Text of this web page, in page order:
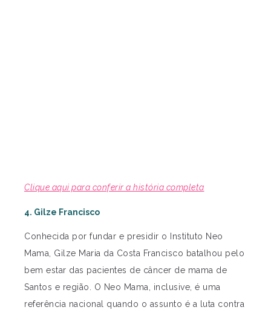
Clique aqui para conferir a história completa
4. Gilze Francisco
Conhecida por fundar e presidir o Instituto Neo
Mama, Gilze Maria da Costa Francisco batalhou pelo
bem estar das pacientes de câncer de mama de
Santos e região. O Neo Mama, inclusive, é uma
referência nacional quando o assunto é a luta contra